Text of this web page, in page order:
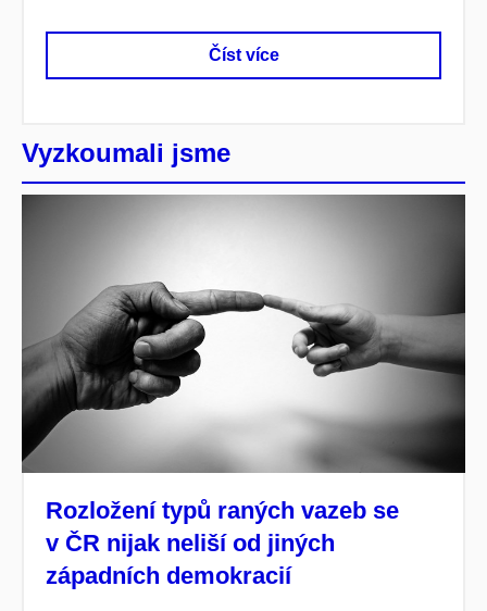
Číst více
Vyzkoumali jsme
Rozložení typů raných vazeb se
v ČR nijak neliší od jiných
západních demokracií